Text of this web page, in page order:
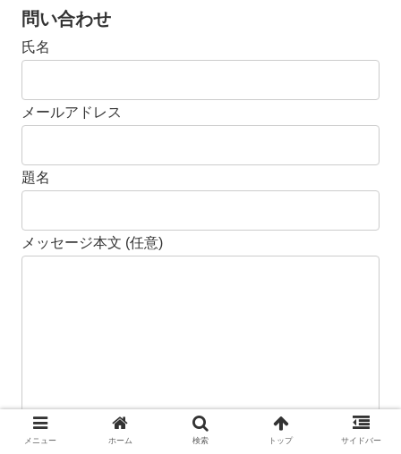
問い合わせ
氏名
メールアドレス
題名
メッセージ本文 (任意)
メニュー ホーム 検索 トップ サイドバー